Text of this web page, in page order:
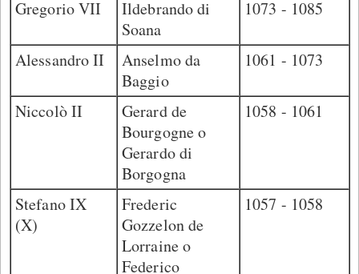
Gregorio VII
Ildebrando di
Soana
1073 - 1085
Alessandro II
Anselmo da
Baggio
1061 - 1073
Niccolò II
Gerard de
Bourgogne o
Gerardo di
Borgogna
1058 - 1061
Stefano IX
(X)
Frederic
Gozzelon de
Lorraine o
Federico
1057 - 1058